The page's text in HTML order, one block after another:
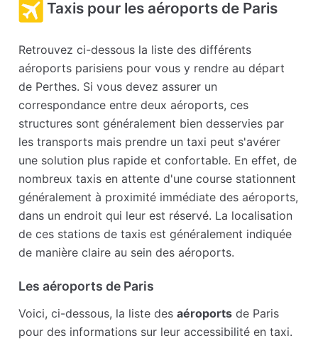
Taxis pour les aéroports de Paris
Retrouvez ci-dessous la liste des différents
aéroports parisiens pour vous y rendre au départ
de Perthes. Si vous devez assurer un
correspondance entre deux aéroports, ces
structures sont généralement bien desservies par
les transports mais prendre un taxi peut s'avérer
une solution plus rapide et confortable. En effet, de
nombreux taxis en attente d'une course stationnent
généralement à proximité immédiate des aéroports,
dans un endroit qui leur est réservé. La localisation
de ces stations de taxis est généralement indiquée
de manière claire au sein des aéroports.
Les aéroports de Paris
Voici, ci-dessous, la liste desaéroports de Paris
pour des informations sur leur accessibilité en taxi.